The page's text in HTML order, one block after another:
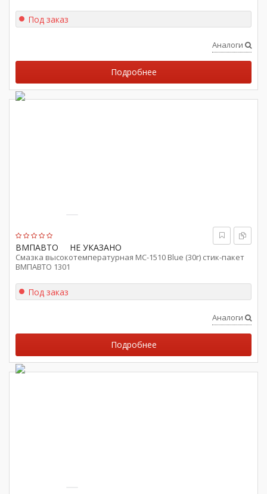
Под заказ
Аналоги
Подробнее
ВМПАВТО НЕ УКАЗАНО
Смазка высокотемпературная МС-1510 Blue (30г) стик-пакет
ВМПАВТО 1301
Под заказ
Аналоги
Подробнее